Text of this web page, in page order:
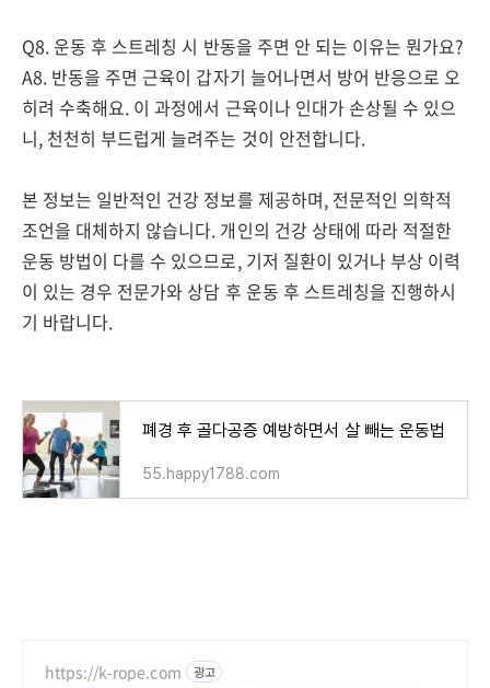
Q8. 운동 후 스트레칭 시 반동을 주면 안 되는 이유는 뭔가요?
A8. 반동을 주면 근육이 갑자기 늘어나면서 방어 반응으로 오
히려 수축해요. 이 과정에서 근육이나 인대가 손상될 수 있으
니, 천천히 부드럽게 늘려주는 것이 안전합니다.
본 정보는 일반적인 건강 정보를 제공하며, 전문적인 의학적
조언을 대체하지 않습니다. 개인의 건강 상태에 따라 적절한
운동 방법이 다를 수 있으므로, 기저 질환이 있거나 부상 이력
이 있는 경우 전문가와 상담 후 운동 후 스트레칭을 진행하시
기 바랍니다.
폐경 후 골다공증 예방하면서 살 빼는 운동법
55.happy1788.com
https://k-rope.com 광고